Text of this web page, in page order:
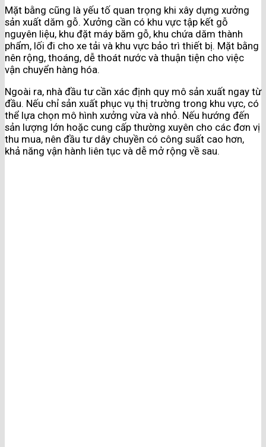
Mặt bằng cũng là yếu tố quan trọng khi xây dựng xưởng
sản xuất dăm gỗ. Xưởng cần có khu vực tập kết gỗ
nguyên liệu, khu đặt máy băm gỗ, khu chứa dăm thành
phẩm, lối đi cho xe tải và khu vực bảo trì thiết bị. Mặt bằng
nên rộng, thoáng, dễ thoát nước và thuận tiện cho việc
vận chuyển hàng hóa.
Ngoài ra, nhà đầu tư cần xác định quy mô sản xuất ngay từ
đầu. Nếu chỉ sản xuất phục vụ thị trường trong khu vực, có
thể lựa chọn mô hình xưởng vừa và nhỏ. Nếu hướng đến
sản lượng lớn hoặc cung cấp thường xuyên cho các đơn vị
thu mua, nên đầu tư dây chuyền có công suất cao hơn,
khả năng vận hành liên tục và dễ mở rộng về sau.